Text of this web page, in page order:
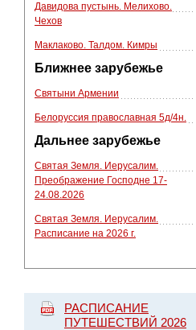
Давидова пустынь. Мелихово.
Чехов
Маклаково. Талдом. Кимры
Ближнее зарубежье
Святыни Армении
Белоруссия православная 5д/4н.
Дальнее зарубежье
Святая Земля. Иерусалим.
Преображение Господне 17-
24.08.2026
Святая Земля. Иерусалим.
Расписание на 2026 г.
РАСПИСАНИЕ
ПУТЕШЕСТВИЙ 2026